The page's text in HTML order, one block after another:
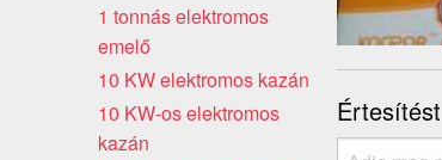
1 tonnás elektromos
emelő
10 KW elektromos kazán
10 KW-os elektromos
kazán